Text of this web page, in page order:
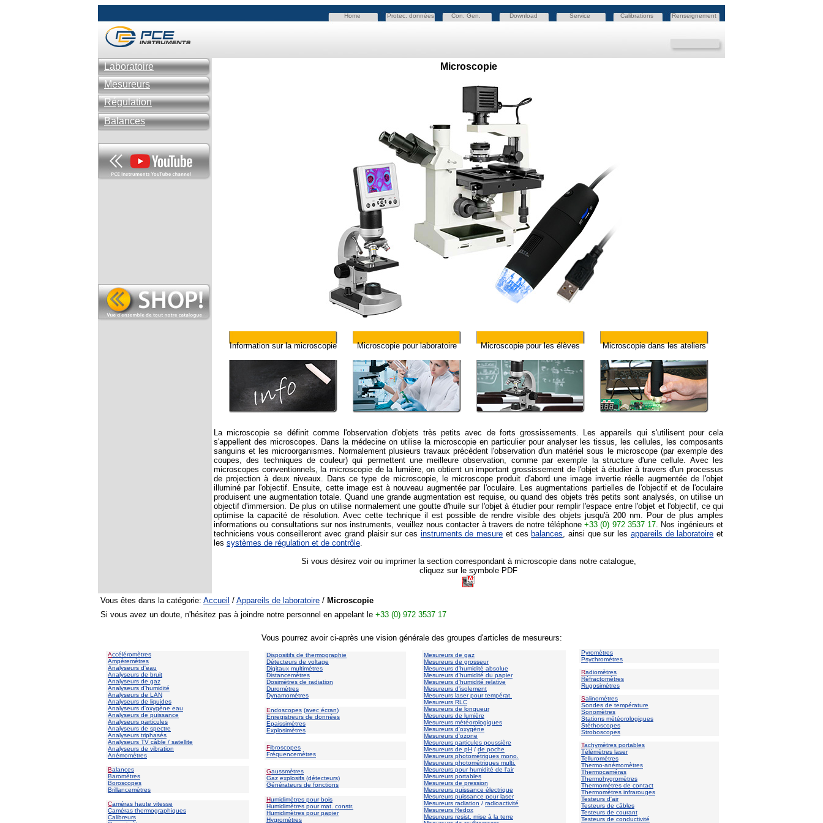
Home Protec. données Con. Gen. Download Service Calibrations Renseignement
Laboratoire
Mesureurs
Régulation
Balances
Microscopie
Information sur la microscopie Microscopie pour laboratoire Microscopie pour les élèves Microscopie dans les ateliers
La microscopie se définit comme l'observation d'objets très petits avec de forts grossissements. Les appareils qui s'utilisent pour cela
s'appellent des microscopes. Dans la médecine on utilise la microscopie en particulier pour analyser les tissus, les cellules, les composants
sanguins et les microorganismes. Normalement plusieurs travaux précèdent l'observation d'un matériel sous le microscope (par exemple des
coupes, des techniques de couleur) qui permettent une meilleure observation, comme par exemple la structure d'une cellule. Avec les
microscopes conventionnels, la microscopie de la lumière, on obtient un important grossissement de l'objet à étudier à travers d'un processus
de projection à deux niveaux. Dans ce type de microscopie, le microscope produit d'abord une image invertie réelle augmentée de l'objet
illuminé par l'objectif. Ensuite, cette image est à nouveau augmentée par l'oculaire. Les augmentations partielles de l'objectif et de l'oculaire
produisent une augmentation totale. Quand une grande augmentation est requise, ou quand des objets très petits sont analysés, on utilise un
objectif d'immersion. De plus on utilise normalement une goutte d'huile sur l'objet à étudier pour remplir l'espace entre l'objet et l'objectif, ce qui
optimise la capacité de résolution. Avec cette technique il est possible de rendre visible des objets jusqu'à 200 nm. Pour de plus amples
informations ou consultations sur nos instruments, veuillez nous contacter à travers de notre téléphone +33 (0) 972 3537 17. Nos ingénieurs et
techniciens vous conseilleront avec grand plaisir sur ces instruments de mesure et ces balances, ainsi que sur les appareils de laboratoire et
les systèmes de régulation et de contrôle.
Si vous désirez voir ou imprimer la section correspondant à microscopie dans notre catalogue,
cliquez sur le symbole PDF
Vous êtes dans la catégorie: Accueil / Appareils de laboratoire / Microscopie
Si vous avez un doute, n'hésitez pas à joindre notre personnel en appelant le +33 (0) 972 3537 17
Vous pourrez avoir ci-après une vision générale des groupes d'articles de mesureurs:
Accéléromètres
Ampèremètres
Analyseurs d'eau
Analyseurs de bruit
Analyseurs de gaz
Analyseurs d'humidité
Analyseurs de LAN
Analyseurs de liquides
Analyseurs d'oxygène eau
Analyseurs de puissance
Analyseurs particules
Analyseurs de spectre
Analyseurs triphasés
Analyseurs TV câble / satellite
Analyseurs de vibration
Anémomètres
Balances
Baromètres
Boroscopes
Brillancemètres
Caméras haute vitesse
Caméras thermographiques
Calibreurs
Dispositifs de thermographie
Détecteurs de voltage
Digitaux multimètres
Distancemètres
Dosimètres de radiation
Duromètres
Dynamomètres
Endoscopes (avec écran)
Enregistreurs de données
Epaissimètres
Explosimètres
Fibroscopes
Fréquencemètres
Gaussmètres
Gaz explosifs (détecteurs)
Générateurs de fonctions
Humidimètres pour bois
Humidimètres pour mat. constr.
Humidimètres pour papier
Hygromètres
Mesureurs de gaz
Mesureurs de grosseur
Mesureurs d'humidité absolue
Mesureurs d'humidité du papier
Mesureurs d'humidité relative
Mesureurs d'isolement
Mesureurs laser pour températ.
Mesureurs RLC
Mesureurs de longueur
Mesureurs de lumière
Mesureurs météorologiques
Mesureurs d'oxygène
Mesureurs d'ozone
Mesureurs particules poussière
Mesureurs de pH / de poche
Mesureurs photométriques mono.
Mesureurs photométriques multi.
Mesureurs pour humidité de l'air
Mesureurs portables
Mesureurs de pression
Mesureurs puissance électrique
Mesureurs puissance pour laser
Mesureurs radiation / radioactivité
Mesureurs Redox
Mesureurs resist. mise à la terre
Pyromètres
Psychromètres
Radiomètres
Réfractomètres
Rugosimètres
Salinomètres
Sondes de température
Sonomètres
Stations météorologiques
Stéthoscopes
Stroboscopes
Tachymètres portables
Télémètres laser
Telluromètres
Thermo-anémomètres
Thermocaméras
Thermohygromètres
Thermomètres de contact
Thermomètres infrarouges
Testeurs d'air
Testeurs de câbles
Testeurs de courant
Testeurs de conductivité